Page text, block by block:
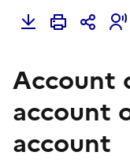
Account
account
account